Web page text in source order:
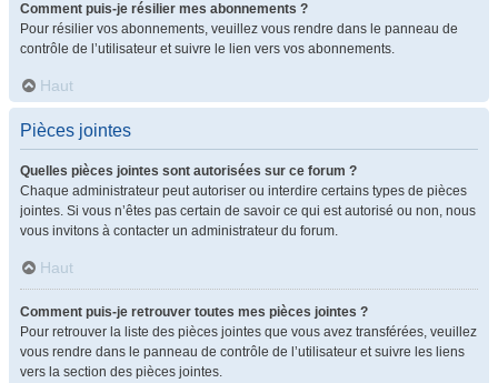
Comment puis-je résilier mes abonnements ?
Pour résilier vos abonnements, veuillez vous rendre dans le panneau de
contrôle de l’utilisateur et suivre le lien vers vos abonnements.
Haut
Pièces jointes
Quelles pièces jointes sont autorisées sur ce forum ?
Chaque administrateur peut autoriser ou interdire certains types de pièces
jointes. Si vous n’êtes pas certain de savoir ce qui est autorisé ou non, nous
vous invitons à contacter un administrateur du forum.
Haut
Comment puis-je retrouver toutes mes pièces jointes ?
Pour retrouver la liste des pièces jointes que vous avez transférées, veuillez
vous rendre dans le panneau de contrôle de l’utilisateur et suivre les liens
vers la section des pièces jointes.